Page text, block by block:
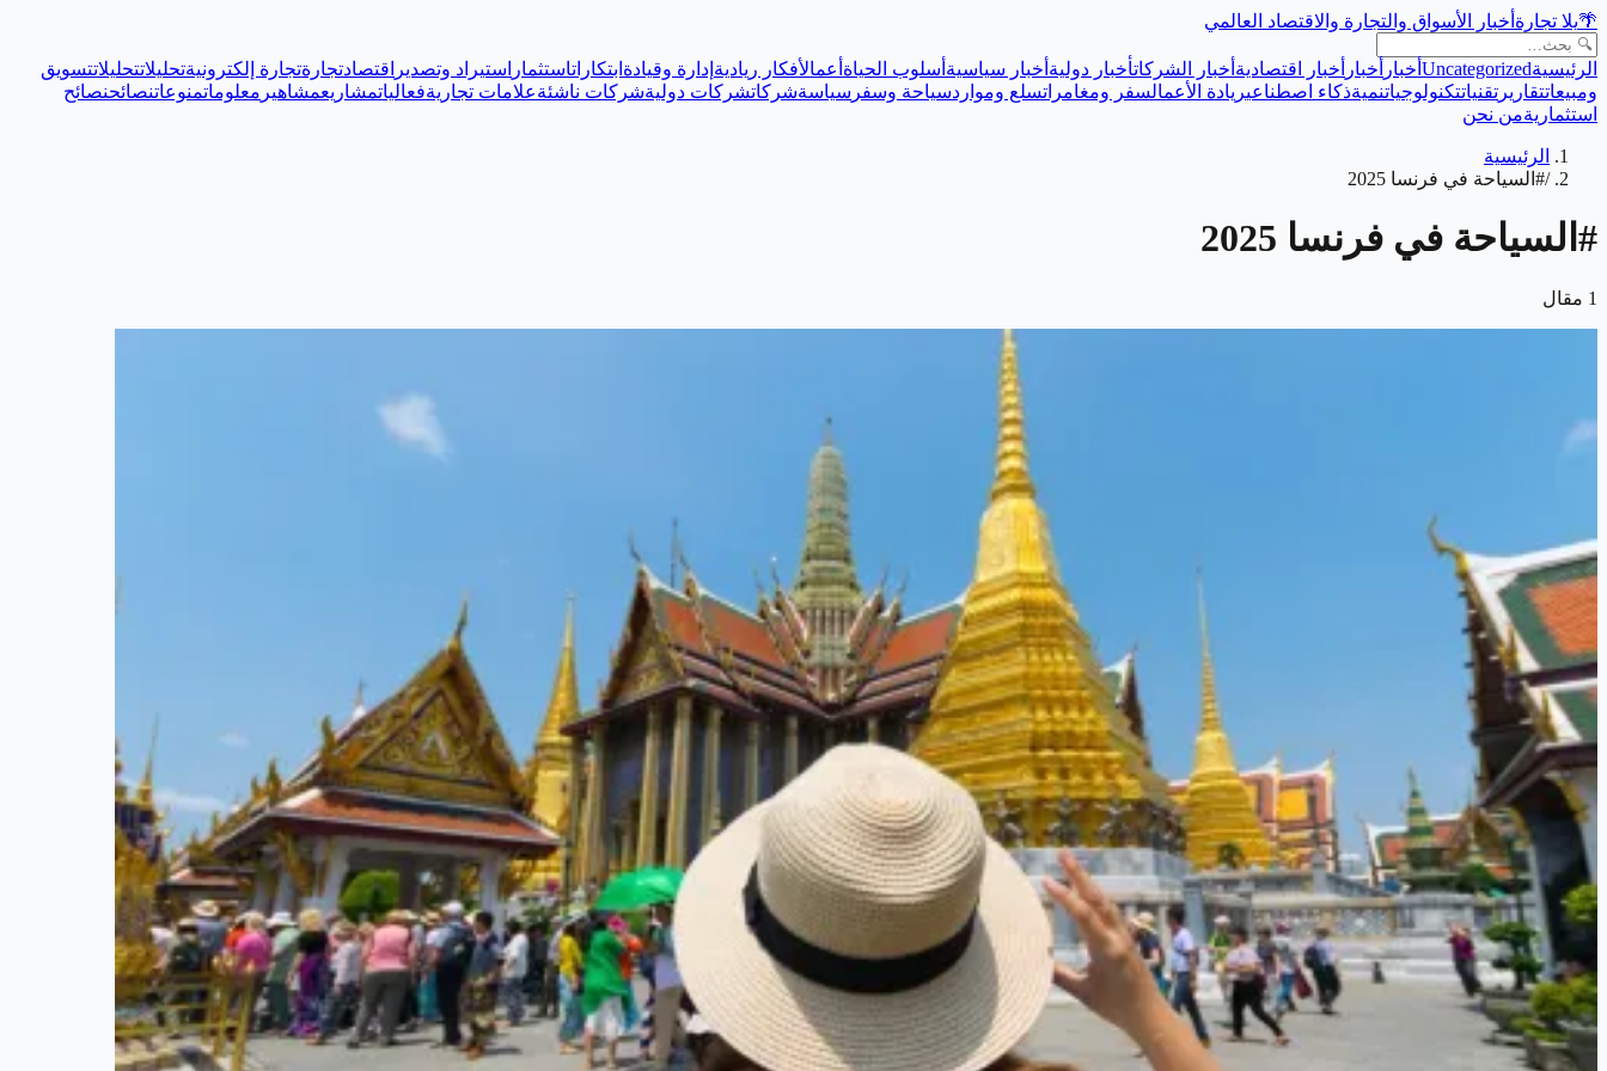
🌴يلا تجارة أخبار الأسواق والتجارة والاقتصاد العالمي
الرئيسيةUncategorized أخبار أخبار أخبار اقتصادية أخبار الشركاتأخبار دولية أخبار سياسية أسلوب الحياة أعمالأفكار ريادية إدارة وقيادة ابتكاراتاستثمار استيراد وتصدير اقتصادتجارةتجارة إلكترونيةتحليلاتتحليلاتتسويق
ومبيعاتتقارير تقنياتتكنولوجياتنميةذكاء اصطناعيريادة الأعمالسفر ومغامراتسلع ومواردسياحة وسفر سياسةشركاتشركات دوليةشركات ناشئةعلامات تجاريةفعالياتمشاريعمشاهير معلوماتمنوعاتنصائحنصائح
استثماريةمن نحن
الرئيسية
/#السياحة في فرنسا 2025
# السياحة في فرنسا 2025
1 مقال